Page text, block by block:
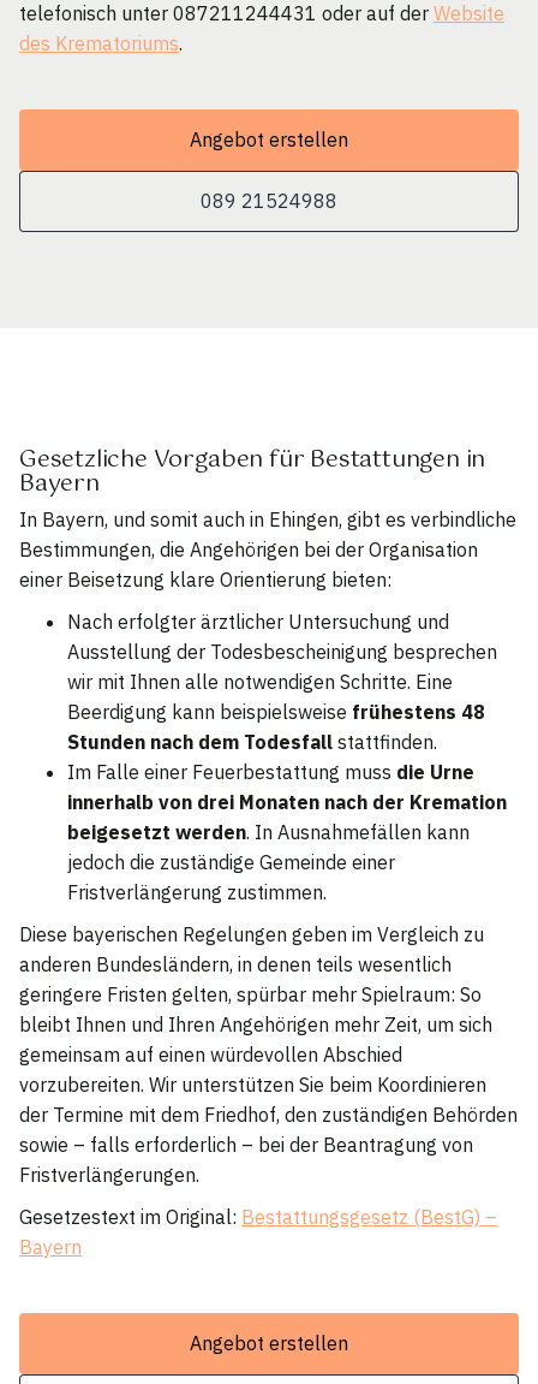
telefonisch unter 087211244431 oder auf der Website
des Krematoriums.
Angebot erstellen
089 21524988
Gesetzliche Vorgaben für Bestattungen in
Bayern
In Bayern, und somit auch in Ehingen, gibt es verbindliche
Bestimmungen, die Angehörigen bei der Organisation
einer Beisetzung klare Orientierung bieten:
Nach erfolgter ärztlicher Untersuchung und
Ausstellung der Todesbescheinigung besprechen
wir mit Ihnen alle notwendigen Schritte. Eine
Beerdigung kann beispielsweise frühestens 48
Stunden nach dem Todesfall stattfinden.
Im Falle einer Feuerbestattung muss die Urne
innerhalb von drei Monaten nach der Kremation
beigesetzt werden. In Ausnahmefällen kann
jedoch die zuständige Gemeinde einer
Fristverlängerung zustimmen.
Diese bayerischen Regelungen geben im Vergleich zu
anderen Bundesländern, in denen teils wesentlich
geringere Fristen gelten, spürbar mehr Spielraum: So
bleibt Ihnen und Ihren Angehörigen mehr Zeit, um sich
gemeinsam auf einen würdevollen Abschied
vorzubereiten. Wir unterstützen Sie beim Koordinieren
der Termine mit dem Friedhof, den zuständigen Behörden
sowie – falls erforderlich – bei der Beantragung von
Fristverlängerungen.
Gesetzestext im Original: Bestattungsgesetz (BestG) –
Bayern
Angebot erstellen